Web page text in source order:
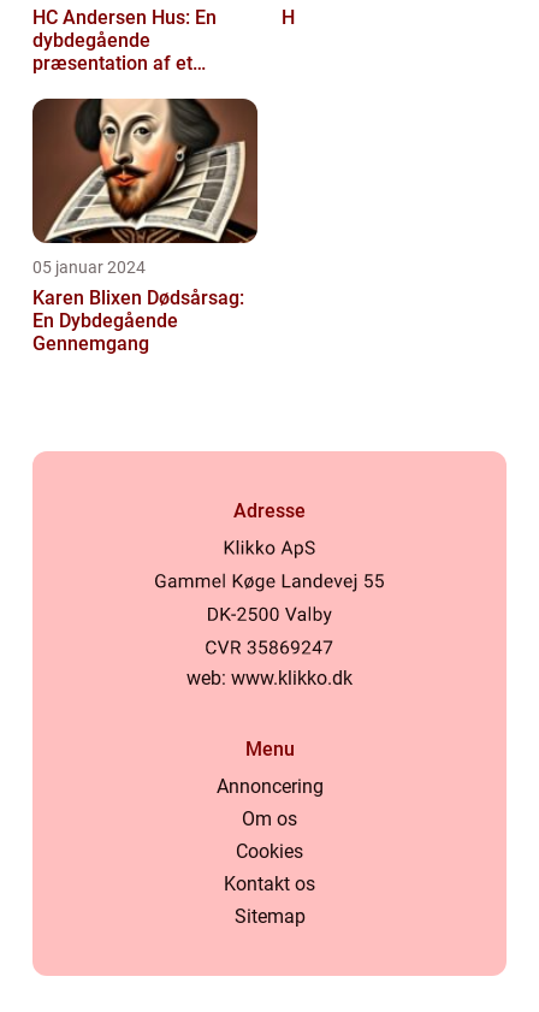
HC Andersen Hus: En
dybdegående
præsentation af et
H
05 januar 2024
Karen Blixen Dødsårsag:
En Dybdegående
Gennemgang
Adresse
web: www.klikko.dk
Menu
Annoncering
Om os
Cookies
Kontakt os
Sitemap